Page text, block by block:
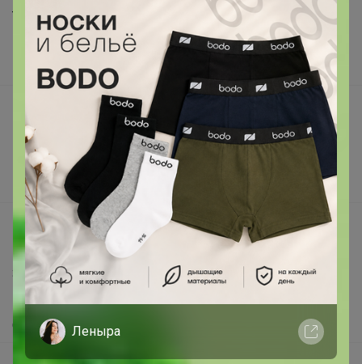
Торговые марки
Наша команда
В наличии
Подарочные сертификаты
Реклама на сайте
Поставщикам
Вакансии
support@24-ok.ru
Написать в поддержку
Защита покупателя
Помощь
О нас
Леныра